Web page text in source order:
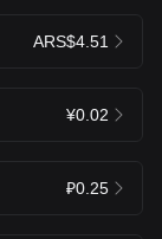
ARS$4.51
¥0.02
₽0.25